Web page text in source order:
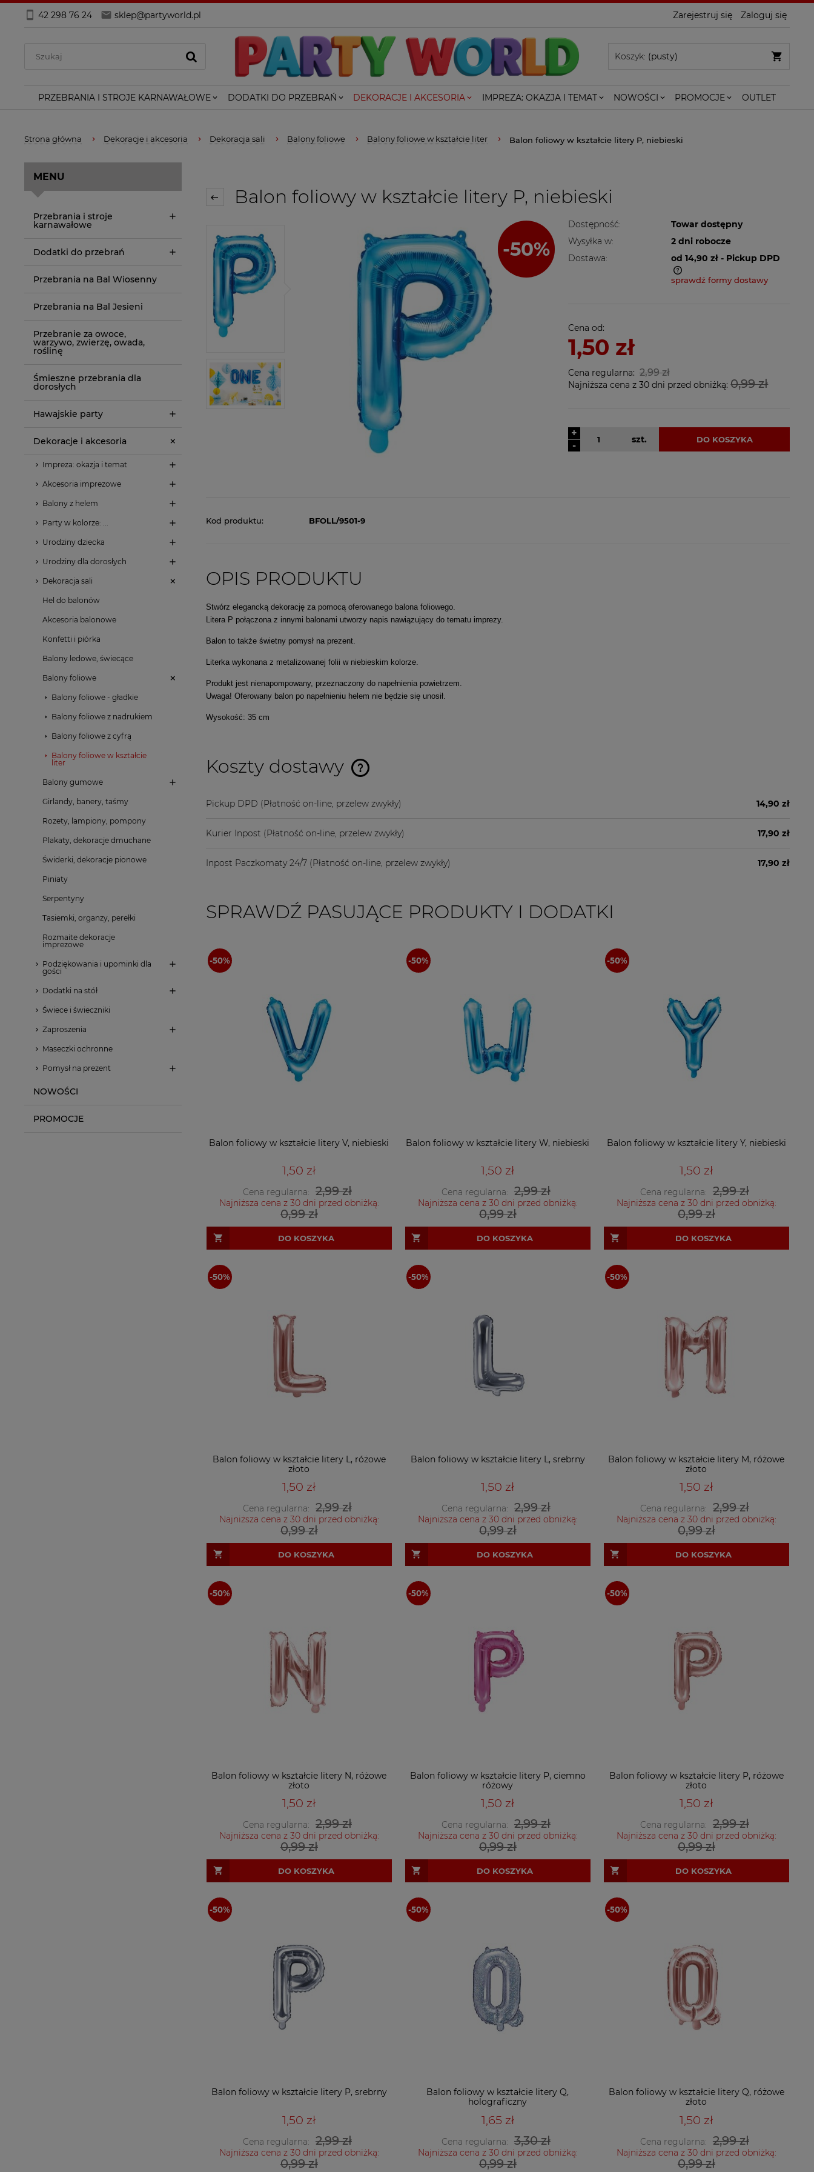
42 298 76 24 sklep@partyworld.pl Zarejestruj się Zaloguj się
Koszyk: (pusty)
PRZEBRANIA I STROJE KARNAWAŁOWE DODATKI DO PRZEBRAŃ DEKORACJE I AKCESORIA IMPREZA: OKAZJA I TEMAT NOWOŚCI PROMOCJE OUTLET
Strona główna Dekoracje i akcesoria Dekoracja sali Balony foliowe Balony foliowe w kształcie liter Balon foliowy w kształcie litery P, niebieski
MENU
Przebrania i stroje
karnawałowe
Dodatki do przebrań
Przebrania na Bal Wiosenny
Przebrania na Bal Jesieni
Przebranie za owoce,
warzywo, zwierzę, owada,
roślinę
Śmieszne przebrania dla
dorosłych
Hawajskie party
Dekoracje i akcesoria
Impreza: okazja i temat
Akcesoria imprezowe
Balony z helem
Party w kolorze: ...
Urodziny dziecka
Urodziny dla dorosłych
Dekoracja sali
Hel do balonów
Akcesoria balonowe
Konfetti i piórka
Balony ledowe, świecące
Balony foliowe
Balony foliowe - gładkie
Balony foliowe z nadrukiem
Balony foliowe z cyfrą
Balony foliowe w kształcie
liter
Balony gumowe
Girlandy, banery, taśmy
Rozety, lampiony, pompony
Plakaty, dekoracje dmuchane
Świderki, dekoracje pionowe
Piniaty
Serpentyny
Tasiemki, organzy, perełki
Rozmaite dekoracje
imprezowe
Podziękowania i upominki dla
gości
Dodatki na stół
Świece i świeczniki
Zaproszenia
Maseczki ochronne
Pomysł na prezent
NOWOŚCI
PROMOCJE
Balon foliowy w kształcie litery P, niebieski
Dostępność:
Towar dostępny
Wysyłka w:
2 dni robocze
Dostawa:
od 14,90 zł - Pickup DPD
sprawdź formy dostawy
Cena od:
1,50 zł
Cena regularna: 2,99 zł
Najniższa cena z 30 dni przed obniżką:0,99 zł
-
+
szt. DO KOSZYKA
Kod produktu: BFOLL/9501-9
OPIS PRODUKTU
Stwórz elegancką dekorację za pomocą oferowanego balona foliowego.
Litera P połączona z innymi balonami utworzy napis nawiązujący do tematu imprezy.
Balon to także świetny pomysł na prezent.
Literka wykonana z metalizowanej folii w niebieskim kolorze.
Produkt jest nienapompowany, przeznaczony do napełnienia powietrzem.
Uwaga! Oferowany balon po napełnieniu helem nie będzie się unosił.
Wysokość: 35 cm
Koszty dostawy
Cena nie zawiera ewentualnych
kosztów płatności
Pickup DPD (Płatność on-line, przelew zwykły) 14,90 zł
Kurier Inpost (Płatność on-line, przelew zwykły) 17,90 zł
Inpost Paczkomaty 24/7 (Płatność on-line, przelew zwykły) 17,90 zł
SPRAWDŹ PASUJĄCE PRODUKTY I DODATKI
Balon foliowy w kształcie litery V, niebieski
1,50 zł
Cena regularna: 2,99 zł
Najniższa cena z 30 dni przed obniżką:
0,99 zł
DO KOSZYKA
Balon foliowy w kształcie litery W, niebieski
1,50 zł
Cena regularna: 2,99 zł
Najniższa cena z 30 dni przed obniżką:
0,99 zł
DO KOSZYKA
Balon foliowy w kształcie litery Y, niebieski
1,50 zł
Cena regularna: 2,99 zł
Najniższa cena z 30 dni przed obniżką:
0,99 zł
DO KOSZYKA
Balon foliowy w kształcie litery L, różowe
złoto
1,50 zł
Cena regularna: 2,99 zł
Najniższa cena z 30 dni przed obniżką:
0,99 zł
DO KOSZYKA
Balon foliowy w kształcie litery L, srebrny
1,50 zł
Cena regularna: 2,99 zł
Najniższa cena z 30 dni przed obniżką:
0,99 zł
DO KOSZYKA
Balon foliowy w kształcie litery M, różowe
złoto
1,50 zł
Cena regularna: 2,99 zł
Najniższa cena z 30 dni przed obniżką:
0,99 zł
DO KOSZYKA
Balon foliowy w kształcie litery N, różowe
złoto
1,50 zł
Cena regularna: 2,99 zł
Najniższa cena z 30 dni przed obniżką:
0,99 zł
DO KOSZYKA
Balon foliowy w kształcie litery P, ciemno
różowy
1,50 zł
Cena regularna: 2,99 zł
Najniższa cena z 30 dni przed obniżką:
0,99 zł
DO KOSZYKA
Balon foliowy w kształcie litery P, różowe
złoto
1,50 zł
Cena regularna: 2,99 zł
Najniższa cena z 30 dni przed obniżką:
0,99 zł
DO KOSZYKA
Balon foliowy w kształcie litery P, srebrny
1,50 zł
Cena regularna: 2,99 zł
Najniższa cena z 30 dni przed obniżką:
0,99 zł
Balon foliowy w kształcie litery Q,
holograficzny
1,65 zł
Cena regularna: 3,30 zł
Najniższa cena z 30 dni przed obniżką:
0,99 zł
Balon foliowy w kształcie litery Q, różowe
złoto
1,50 zł
Cena regularna: 2,99 zł
Najniższa cena z 30 dni przed obniżką:
0,99 zł